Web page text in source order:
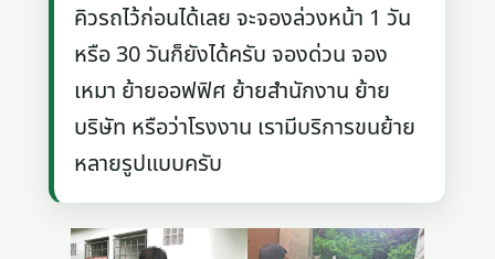
คิวรถไว้ก่อนได้เลย จะจองล่วงหน้า 1 วัน
หรือ 30 วันก็ยังได้ครับ จองด่วน จอง
เหมา ย้ายออฟฟิศ ย้ายสำนักงาน ย้าย
บริษัท หรือว่าโรงงาน เรามีบริการขนย้าย
หลายรูปแบบครับ